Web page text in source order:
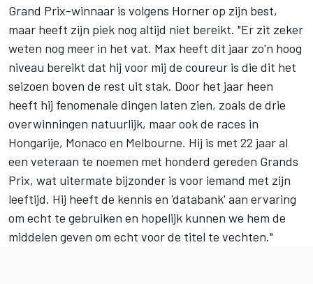
Grand Prix-winnaar is volgens Horner op zijn best,
maar heeft zijn piek nog altijd niet bereikt. "Er zit zeker
weten nog meer in het vat. Max heeft dit jaar zo'n hoog
niveau bereikt dat hij voor mij de coureur is die dit het
seizoen boven de rest uit stak. Door het jaar heen
heeft hij fenomenale dingen laten zien, zoals de drie
overwinningen natuurlijk, maar ook de races in
Hongarije, Monaco en Melbourne. Hij is met 22 jaar al
een veteraan te noemen met honderd gereden Grands
Prix, wat uitermate bijzonder is voor iemand met zijn
leeftijd. Hij heeft de kennis en 'databank' aan ervaring
om echt te gebruiken en hopelijk kunnen we hem de
middelen geven om echt voor de titel te vechten."